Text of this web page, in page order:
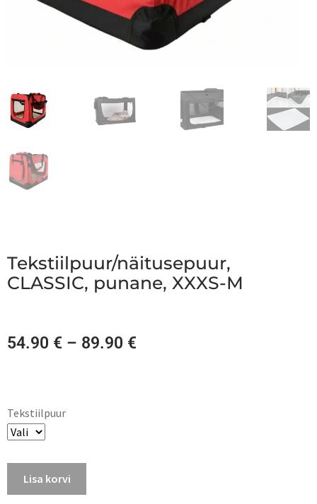
Tekstiilpuur/näitusepuur,
CLASSIC, punane, XXXS-M
54.90 € – 89.90 €
Tekstiilpuur
Lisa korvi